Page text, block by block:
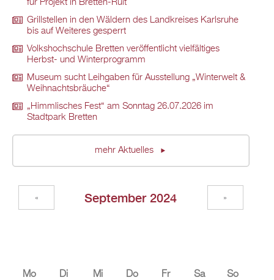
für Projekt in Bretten-Ruit
Grillstellen in den Wäldern des Landkreises Karlsruhe
bis auf Weiteres gesperrt
Volkshochschule Bretten veröffentlicht vielfältiges
Herbst- und Winterprogramm
Museum sucht Leihgaben für Ausstellung „Winterwelt &
Weihnachtsbräuche“
„Himmlisches Fest“ am Sonntag 26.07.2026 im
Stadtpark Bretten
mehr Aktuelles
September 2024
« »
Mo Di Mi Do Fr Sa So